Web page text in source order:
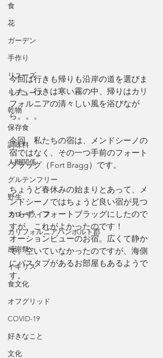
食
花
ガーデン
手作り
リユーズ
リデュース
乾物
保存食
調味料
人間関係
グルテンフリー
野生
スローライフ
カリフォルニアハンボルト郡
感謝祭
イギリス
食文化
オフグリッド
COVID-19
好きなこと
文化
今回は行きも帰りも沿岸の道を選びま
した。行きは寒い霧の中、帰りはカリ
フォルニアの清々しい風を浴びなが
ら。。。
今回、私たちの宿は、メンドシーノの
宿ではなく、その一つ手前のフォート
ブラッグ（Fort Bragg）です。
ちょうど春休みの始まりとあって、メ
ンドシーノではちょうど良い宿が見つ
からず、フォートブラッグにしたので
すが、これがよかったのです！
オーションビューのお宿。広くて静か
で。空いていなかったのですが、海側
にバスタブがあるお部屋もあるようで
す。